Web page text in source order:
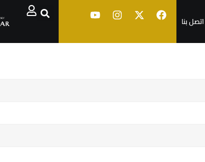
اتصل بنا